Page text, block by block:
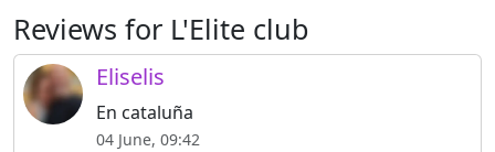
Reviews for L'Elite club
Eliselis
En cataluña
04 June, 09:42